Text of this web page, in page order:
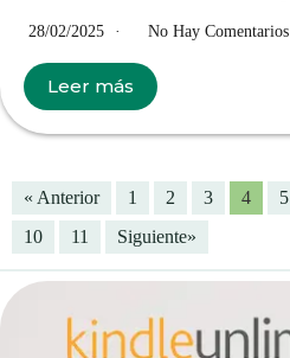
28/02/2025 No Hay Comentarios
Leer más
« Anterior 1 2 3 4 5
10
11 Siguiente»